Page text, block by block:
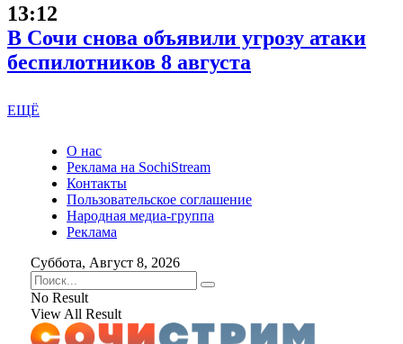
13:12
В Сочи снова объявили угрозу атаки
беспилотников 8 августа
ЕЩЁ
О нас
Реклама на SochiStream
Контакты
Пользовательское соглашение
Народная медиа-группа
Реклама
Суббота, Август 8, 2026
No Result
View All Result